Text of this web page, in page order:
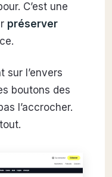
C’est une
préserver
sur l’envers
boutons des
l’accrocher.